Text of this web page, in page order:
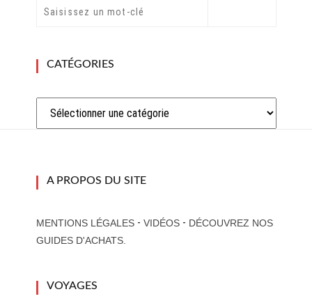
CATÉGORIES
A PROPOS DU SITE
MENTIONS LÉGALES- VIDÉOS- DÉCOUVREZ NOS
GUIDES D'ACHATS.
VOYAGES